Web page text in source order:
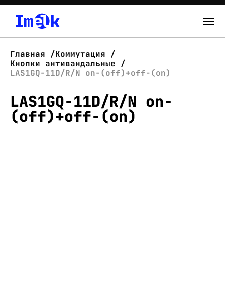
О нас
Новости
Склад
Главная
Коммутация
Кнопки антивандальные
LAS1GQ-11D/R/N on-(off)+off-(on)
LAS1GQ-11D/R/N on-
(off)+off-(on)